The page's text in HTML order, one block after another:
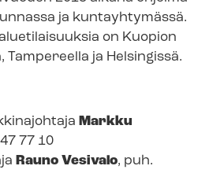
ja kuntayhtymässä.
on Kuopion
Tampereella ja Helsingissä.
Markku
77 10
Rauno Vesivalo, puh.